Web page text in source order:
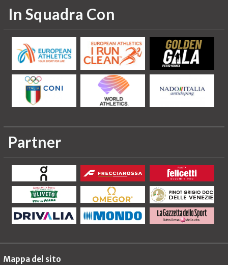
In Squadra Con
Partner
Mappa del sito